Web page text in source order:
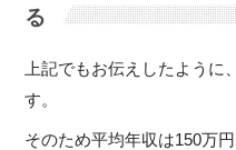
る
上記でもお伝えしたように
す。
そのため平均年収は150万